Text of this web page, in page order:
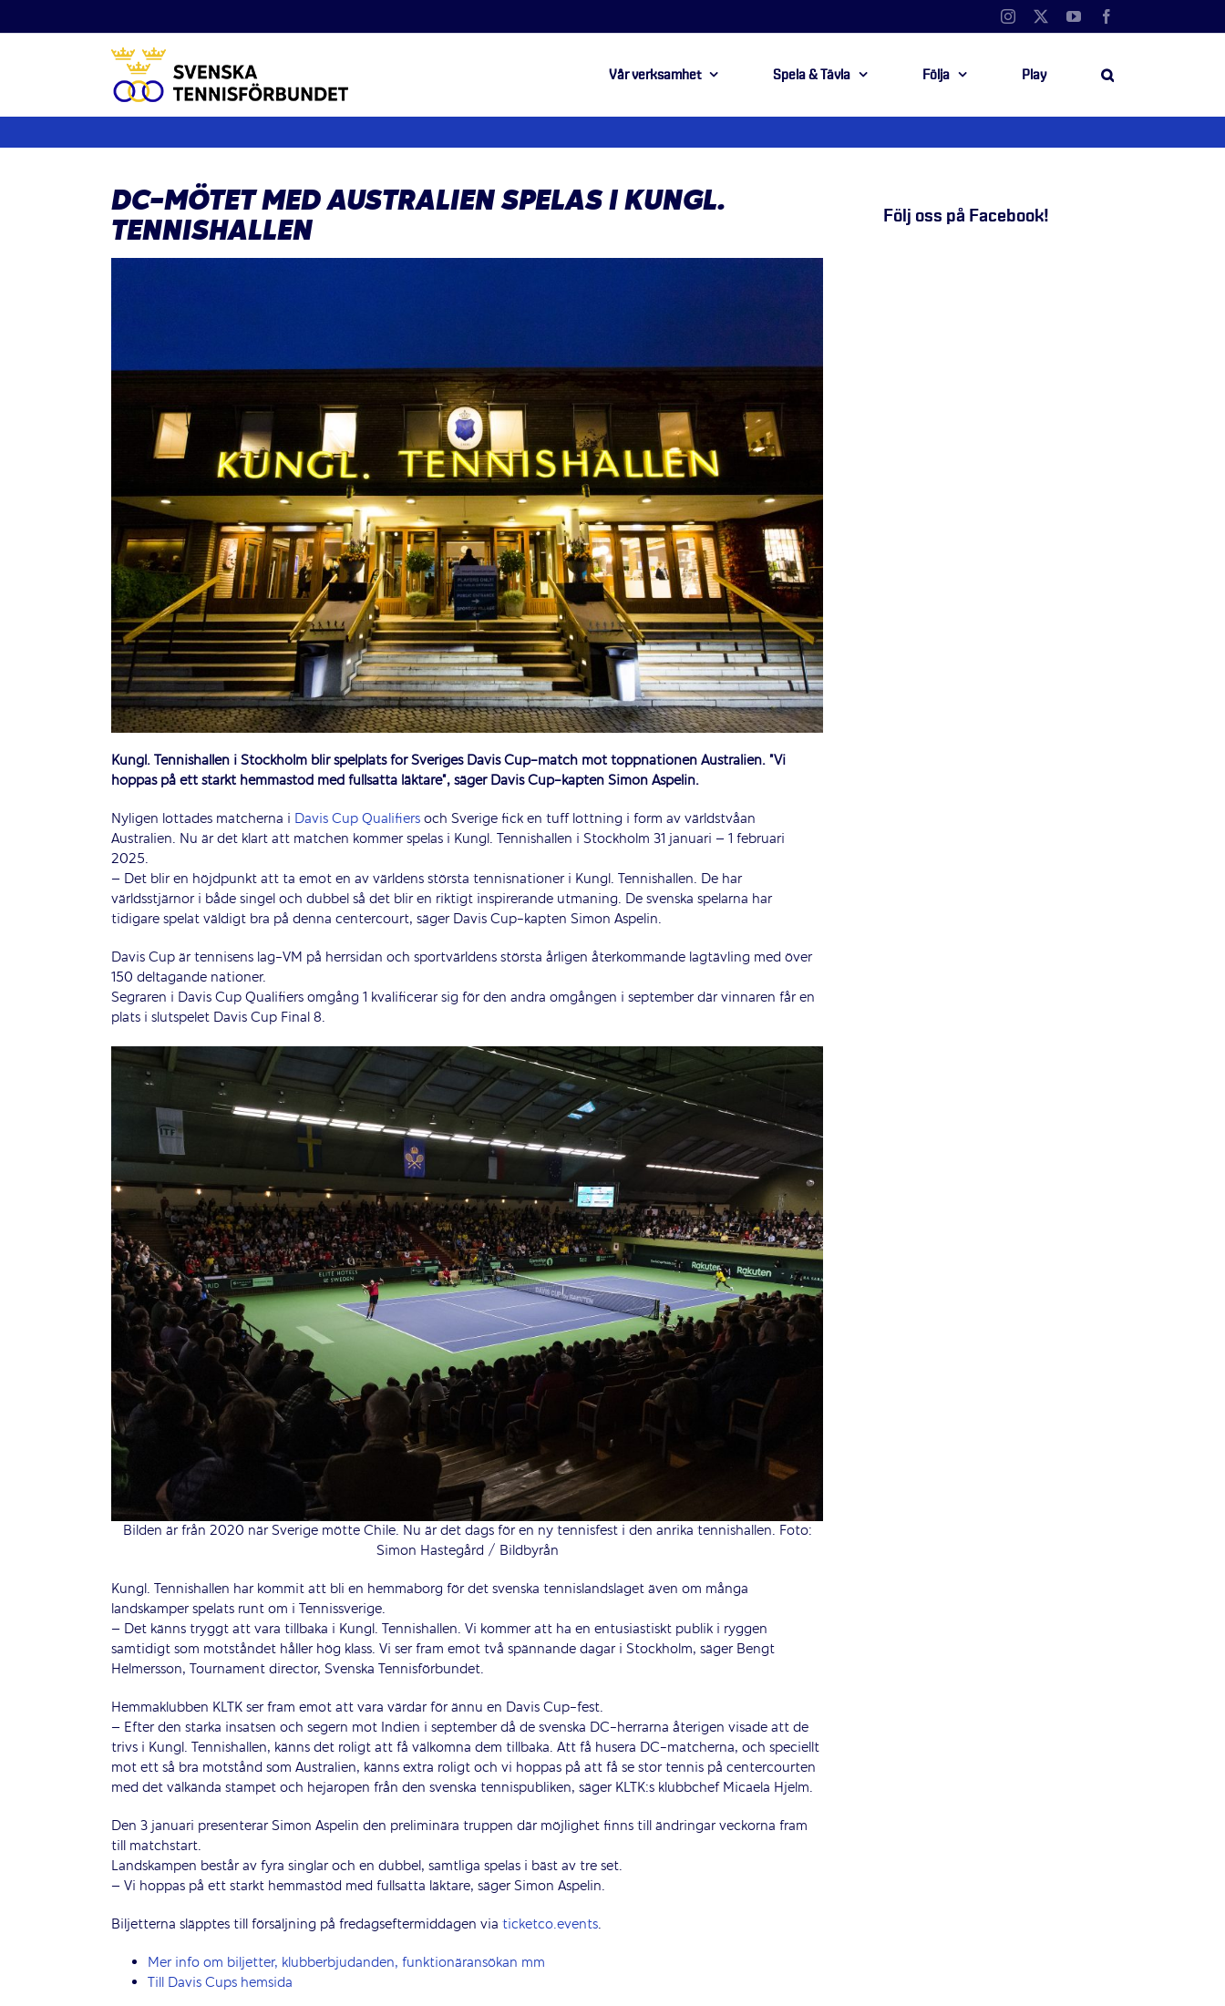
till
Instagram YouTube
Vår verksamhet Spela & Tävla Följa Play
DC-MÖTET MED AUSTRALIEN SPELAS I KUNGL.
TENNISHALLEN
Kungl. Tennishallen i Stockholm blir spelplats för Sveriges Davis Cup-match mot toppnationen Australien. ”Vi
hoppas på ett starkt hemmastöd med fullsatta läktare”, säger Davis Cup-kapten Simon Aspelin.
Nyligen lottades matcherna i Davis Cup Qualifiersoch Sverige fick en tuff lottning i form av världstvåan
Australien. Nu är det klart att matchen kommer spelas i Kungl. Tennishallen i Stockholm 31 januari – 1 februari
2025.
– Det blir en höjdpunkt att ta emot en av världens största tennisnationer i Kungl. Tennishallen. De har
världsstjärnor i både singel och dubbel så det blir en riktigt inspirerande utmaning. De svenska spelarna har
tidigare spelat väldigt bra på denna centercourt, säger Davis Cup-kapten Simon Aspelin.
Davis Cup är tennisens lag-VM på herrsidan och sportvärldens största årligen återkommande lagtävling med över
150 deltagande nationer.
Segraren i Davis Cup Qualifiers omgång 1 kvalificerar sig för den andra omgången i september där vinnaren får en
plats i slutspelet Davis Cup Final 8.
Bilden är från 2020 när Sverige mötte Chile. Nu är det dags för en ny tennisfest i den anrika tennishallen. Foto:
Simon Hastegård / Bildbyrån
Kungl. Tennishallen har kommit att bli en hemmaborg för det svenska tennislandslaget även om många
landskamper spelats runt om i Tennissverige.
– Det känns tryggt att vara tillbaka i Kungl. Tennishallen. Vi kommer att ha en entusiastiskt publik i ryggen
samtidigt som motståndet håller hög klass. Vi ser fram emot två spännande dagar i Stockholm, säger Bengt
Helmersson, Tournament director, Svenska Tennisförbundet.
Hemmaklubben KLTK ser fram emot att vara värdar för ännu en Davis Cup-fest.
– Efter den starka insatsen och segern mot Indien i september då de svenska DC-herrarna återigen visade att de
trivs i Kungl. Tennishallen, känns det roligt att få välkomna dem tillbaka. Att få husera DC-matcherna, och speciellt
mot ett så bra motstånd som Australien, känns extra roligt och vi hoppas på att få se stor tennis på centercourten
med det välkända stampet och hejaropen från den svenska tennispubliken, säger KLTK:s klubbchef Micaela Hjelm.
Den 3 januari presenterar Simon Aspelin den preliminära truppen där möjlighet finns till ändringar veckorna fram
till matchstart.
Landskampen består av fyra singlar och en dubbel, samtliga spelas i bäst av tre set.
– Vi hoppas på ett starkt hemmastöd med fullsatta läktare, säger Simon Aspelin.
Biljetterna släpptes till försäljning på fredagseftermiddagen via ticketco.events.
Mer info om biljetter, klubberbjudanden, funktionäransökan mm
Till Davis Cups hemsida
Följ oss på Facebook!